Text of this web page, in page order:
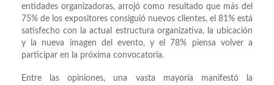
entidades organizadoras, arrojó como resultado que más del
75% de los expositores consiguió nuevos clientes, el 81% está
satisfecho con la actual estructura organizativa, la ubicación
y la nueva imagen del evento, y el 78% piensa volver a
participar en la próxima convocatoria.
Entre las opiniones, una vasta mayoría manifestó la